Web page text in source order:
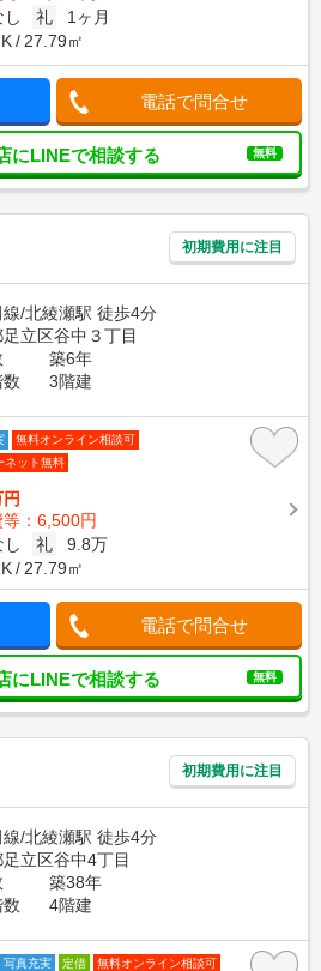
し 礼
1ヶ月
27.79㎡
電話で問合せ
にLINEで相談する 無料
初期費用に注目
/北綾瀬駅 徒歩4分
立区谷中３丁目
築6年
3階建
無料オンライン相談可
ネット無料
：6,500円
し 礼
9.8万
27.79㎡
電話で問合せ
にLINEで相談する 無料
初期費用に注目
/北綾瀬駅 徒歩4分
立区谷中4丁目
築38年
4階建
写真充実 定借
無料オンライン相談可